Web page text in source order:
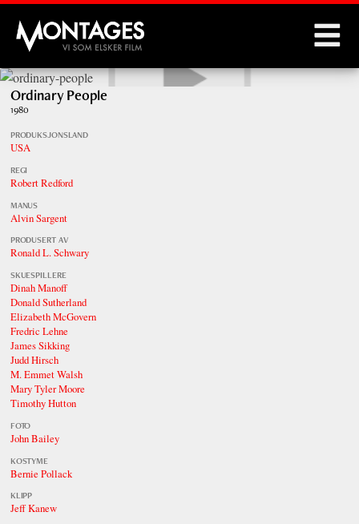
Montages
Ordinary People
1980
PRODUKSJONSLAND
USA
REGI
Robert Redford
MANUS
Alvin Sargent
PRODUSERT AV
Ronald L. Schwary
SKUESPILLERE
Dinah Manoff
Donald Sutherland
Elizabeth McGovern
Fredric Lehne
James Sikking
Judd Hirsch
M. Emmet Walsh
Mary Tyler Moore
Timothy Hutton
FOTO
John Bailey
KOSTYME
Bernie Pollack
KLIPP
Jeff Kanew